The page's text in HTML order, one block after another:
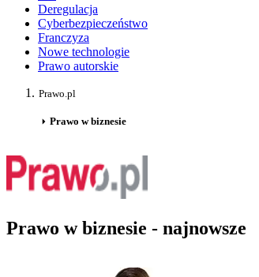
Deregulacja
Cyberbezpieczeństwo
Franczyza
Nowe technologie
Prawo autorskie
Prawo.pl
Prawo w biznesie
Prawo w biznesie - najnowsze